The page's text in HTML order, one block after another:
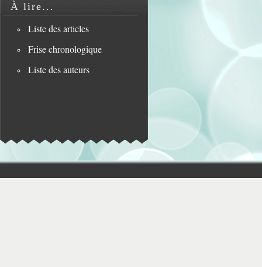
À lire...
Liste des articles
Frise chronologique
Liste des auteurs